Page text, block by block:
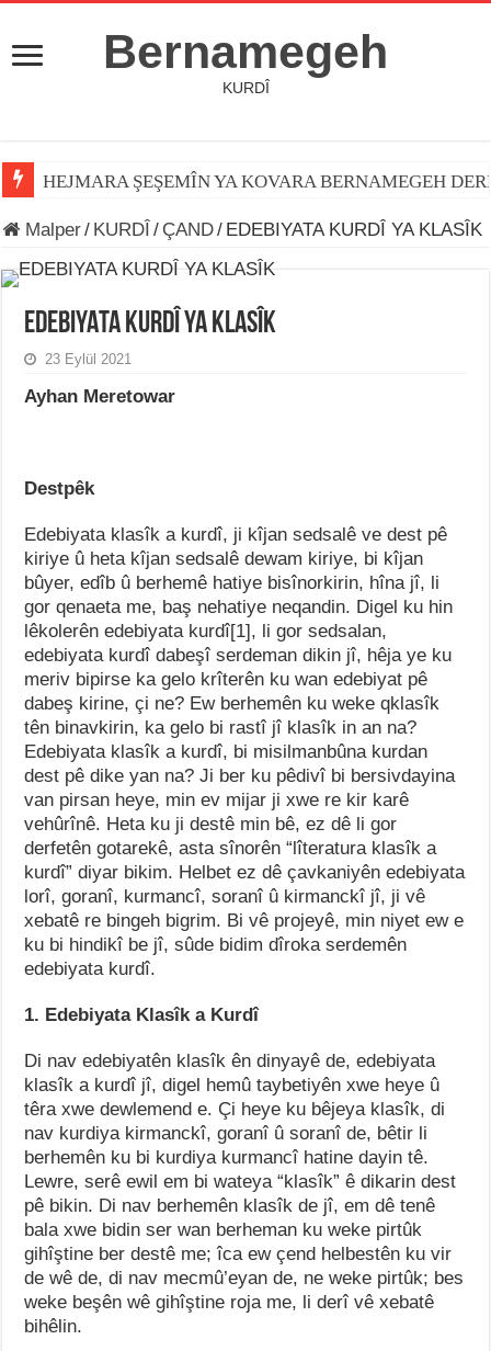
Bernamegeh
KURDÎ
HEJMARA ŞEŞEMÎN YA KOVARA BERNAMEGEH
Jiyana Osman Özçelik
Malper/ KURDÎ / ÇAND/ EDEBIYATA KURDÎ YA KLASÎK
EDEBIYATA KURDÎ YA KLASÎK
23 Eylül 2021
Ayhan Meretowar
Destpêk
Edebiyata klasîk a kurdî, ji kîjan sedsalê ve dest pê
kiriye û heta kîjan sedsalê dewam kiriye, bi kîjan
bûyer, edîb û berhemê hatiye bisînorkirin, hîna jî, li
gor qenaeta me, baş nehatiye neqandin. Digel ku hin
lêkolerên edebiyata kurdî[1], li gor sedsalan,
edebiyata kurdî dabeşî serdeman dikin jî, hêja ye ku
meriv bipirse ka gelo krîterên ku wan edebiyat pê
dabeş kirine, çi ne? Ew berhemên ku weke qklasîk
tên binavkirin, ka gelo bi rastî jî klasîk in an na?
Edebiyata klasîk a kurdî, bi misilmanbûna kurdan
dest pê dike yan na? Ji ber ku pêdivî bi bersivdayina
van pirsan heye, min ev mijar ji xwe re kir karê
vehûrînê. Heta ku ji destê min bê, ez dê li gor
derfetên gotarekê, asta sînorên “lîteratura klasîk a
kurdî” diyar bikim. Helbet ez dê çavkaniyên edebiyata
lorî, goranî, kurmancî, soranî û kirmanckî jî, ji vê
xebatê re bingeh bigrim. Bi vê projeyê, min niyet ew e
ku bi hindikî be jî, sûde bidim dîroka serdemên
edebiyata kurdî.
1. Edebiyata Klasîk a Kurdî
Di nav edebiyatên klasîk ên dinyayê de, edebiyata
klasîk a kurdî jî, digel hemû taybetiyên xwe heye û
têra xwe dewlemend e. Çi heye ku bêjeya klasîk, di
nav kurdiya kirmanckî, goranî û soranî de, bêtir li
berhemên ku bi kurdiya kurmancî hatine dayin tê.
Lewre, serê ewil em bi wateya “klasîk” ê dikarin dest
pê bikin. Di nav berhemên klasîk de jî, em dê tenê
bala xwe bidin ser wan berheman ku weke pirtûk
gihîştine ber destê me; îca ew çend helbestên ku vir
de wê de, di nav mecmû’eyan de, ne weke pirtûk; bes
weke beşên wê gihîştine roja me, li derî vê xebatê
bihêlin.